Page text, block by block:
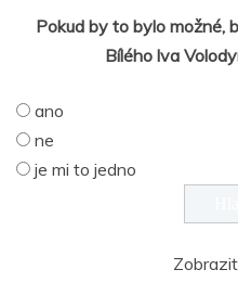
Pokud by to bylo možné,
Bílého lva
ano
ne
je mi to jedno